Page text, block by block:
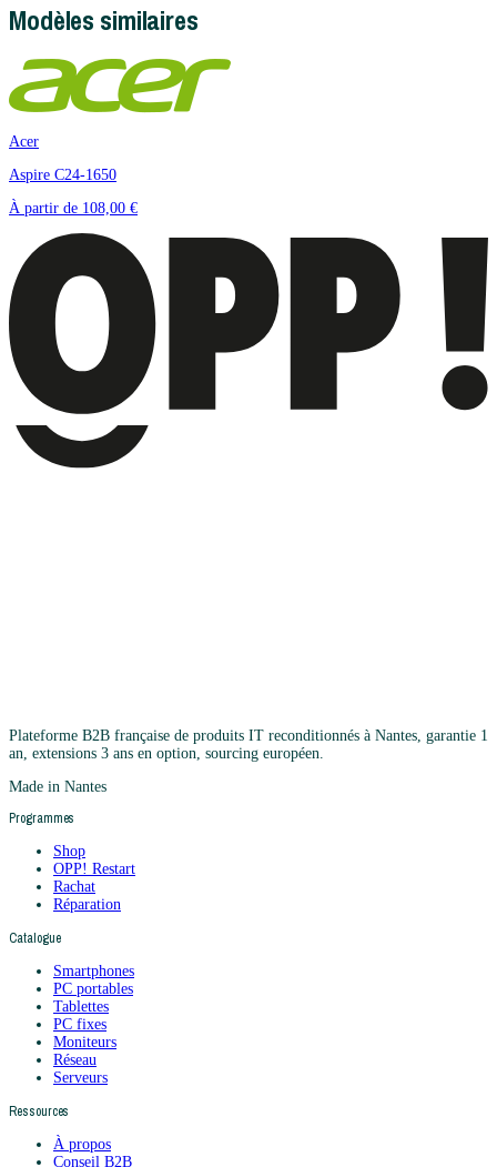
Modèles similaires
Acer
Aspire C24-1650
À partir de 108,00 €
Plateforme B2B française de produits IT reconditionnés à Nantes, garantie 1
an, extensions 3 ans en option, sourcing européen.
Made in Nantes
Programmes
Shop
OPP! Restart
Rachat
Réparation
Catalogue
Smartphones
PC portables
Tablettes
PC fixes
Moniteurs
Réseau
Serveurs
Ressources
À propos
Conseil B2B